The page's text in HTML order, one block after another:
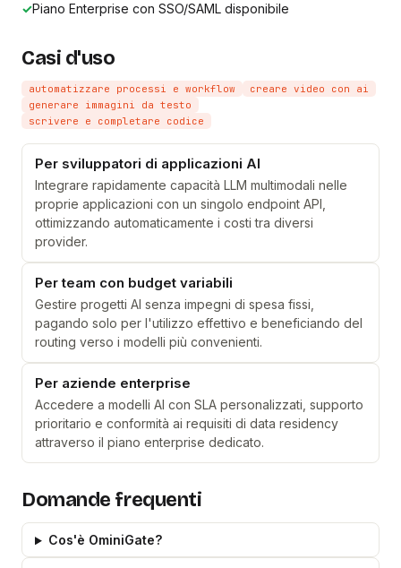
✓Piano Enterprise con SSO/SAML disponibile
Casi d'uso
automatizzare processi e workflow
creare video con ai
generare immagini da testo
scrivere e completare codice
Per sviluppatori di applicazioni AI
Integrare rapidamente capacità LLM multimodali nelle
proprie applicazioni con un singolo endpoint API,
ottimizzando automaticamente i costi tra diversi
provider.
Per team con budget variabili
Gestire progetti AI senza impegni di spesa fissi,
pagando solo per l'utilizzo effettivo e beneficiando del
routing verso i modelli più convenienti.
Per aziende enterprise
Accedere a modelli AI con SLA personalizzati, supporto
prioritario e conformità ai requisiti di data residency
attraverso il piano enterprise dedicato.
Domande frequenti
Cos'è OminiGate?